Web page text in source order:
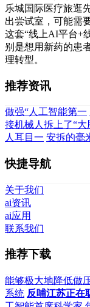
乐城国际医疗旅逛
出尝试室，可能需
这套“线上AI平台+
别是想用新药的患
理转型。
推荐资讯
做强“人工智能第一
接机械人拆上了“大
人耳目一 安拆的毫
快捷导航
关于我们
ai资讯
ai应用
联系我们
推荐下载
能够极大地降低做
系统 反哺江苏正在